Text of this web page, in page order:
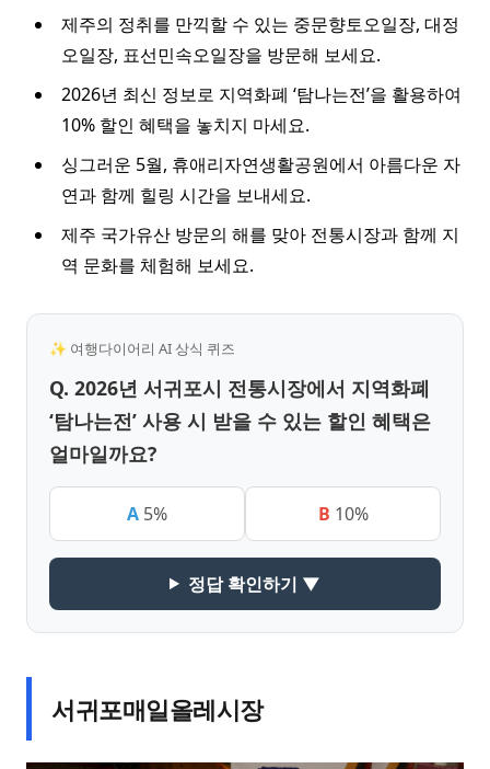
제주의 정취를 만끽할 수 있는 중문향토오일장, 대정
오일장, 표선민속오일장을 방문해 보세요.
2026년 최신 정보로 지역화폐 ‘탐나는전’을 활용하여
10% 할인 혜택을 놓치지 마세요.
싱그러운 5월, 휴애리자연생활공원에서 아름다운 자
연과 함께 힐링 시간을 보내세요.
제주 국가유산 방문의 해를 맞아 전통시장과 함께 지
역 문화를 체험해 보세요.
✨ 여행다이어리 AI 상식 퀴즈
Q. 2026년 서귀포시 전통시장에서 지역화폐
‘탐나는전’ 사용 시 받을 수 있는 할인 혜택은
얼마일까요?
A 5% B 10%
정답 확인하기 ▼
서귀포매일올레시장